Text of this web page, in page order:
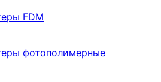
FDM
фотополимерные